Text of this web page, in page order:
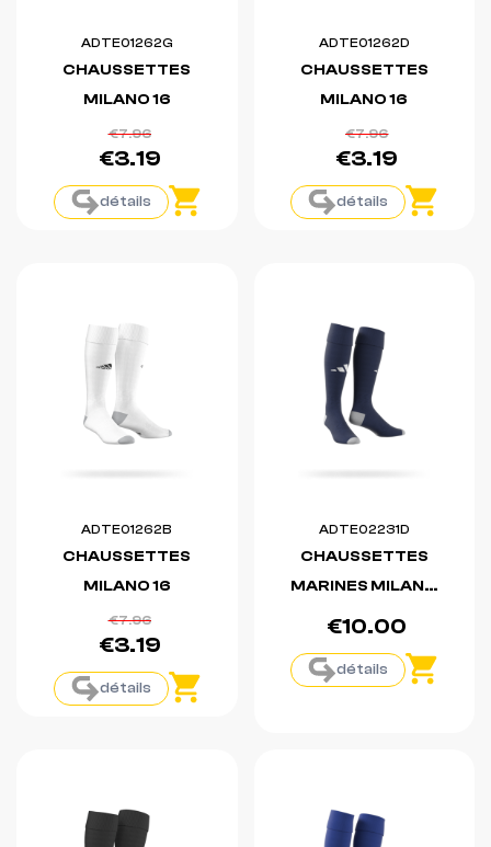
ADTE01262G
CHAUSSETTES
MILANO 16
€7.96
€3.19
détails
ADTE01262D
CHAUSSETTES
MILANO 16
€7.96
€3.19
détails
ADTE01262B
CHAUSSETTES
MILANO 16
€7.96
€3.19
détails
ADTE02231D
CHAUSSETTES
MARINES MILANO
23
€10.00
détails